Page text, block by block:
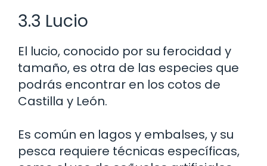
3.3 Lucio
El lucio, conocido por su ferocidad y
tamaño, es otra de las especies que
podrás encontrar en los cotos de
Castilla y León.
Es común en lagos y embalses, y su
pesca requiere técnicas específicas,